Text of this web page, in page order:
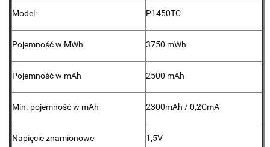
Model: P1450TC
Pojemność w MWh 3750 mWh
Pojemność w mAh 2500 mAh
Min. pojemność w mAh 2300mAh / 0,2CmA
Napięcie znamionowe 1,5V